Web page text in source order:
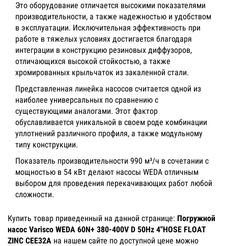
Это оборудование отличается высокими показателями
производительности, а также надежностью и удобством
в эксплуатации. Исключительная эффективность при
работе в тяжелых условиях достигается благодаря
интеграции в конструкцию резиновых диффузоров,
отличающихся высокой стойкостью, а также
хромированных крыльчаток из закаленной стали.
Представленная линейка насосов считается одной из
наиболее универсальных по сравнению с
существующими аналогами. Этот фактор
обуславливается уникальной в своем роде комбинации
уплотнений различного профиля, а также модульному
типу конструкции.
Показатель производительности 990 м³/ч в сочетании с
мощностью в 54 кВт делают насосы WEDA отличным
выбором для проведения перекачивающих работ любой
сложности.
Купить товар приведенный на данной странице: Погружной
насос Varisco WEDA 60N+ 380-400V D 50Hz 4"HOSE FLOAT
ZINC CEE32A на нашем сайте по доступной цене можно